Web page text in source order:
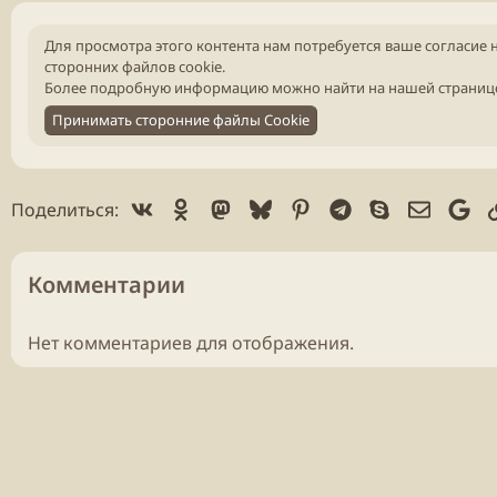
Для просмотра этого контента нам потребуется ваше согласие
сторонних файлов cookie.
Более подробную информацию можно найти на нашей
Принимать сторонние файлы Cookie
Поделиться: Vk Ok Mastodon
BlueskyPinterest
Telegram
Skype
Комментарии
Нет комментариев для отображения.